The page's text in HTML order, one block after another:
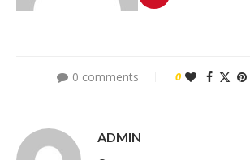
0 comments 0
ADMIN